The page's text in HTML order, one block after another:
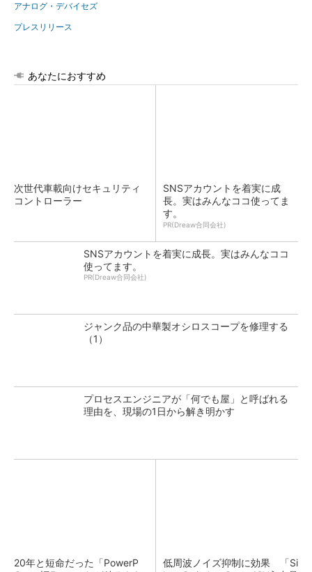
アナログ・デバイセズ
プレスリリース
あなたにおすすめ
次世代車載向けセキュリティ
コントローラー
SNSアカウントを着実に成
長。実はみんなココ使ってま
す。
PR(Dreaw合同会社)
SNSアカウントを着実に成長。実はみんなココ
使ってます。
PR(Dreaw合同会社)
ジャンク品の中華製オシロスコープを修理する
（1）
プロセスエンジニアが「何でも屋」と呼ばれる
理由を、現場の1日から解き明かす
20年と短命だった「PowerP
低周波ノイズ抑制に効果 「Si